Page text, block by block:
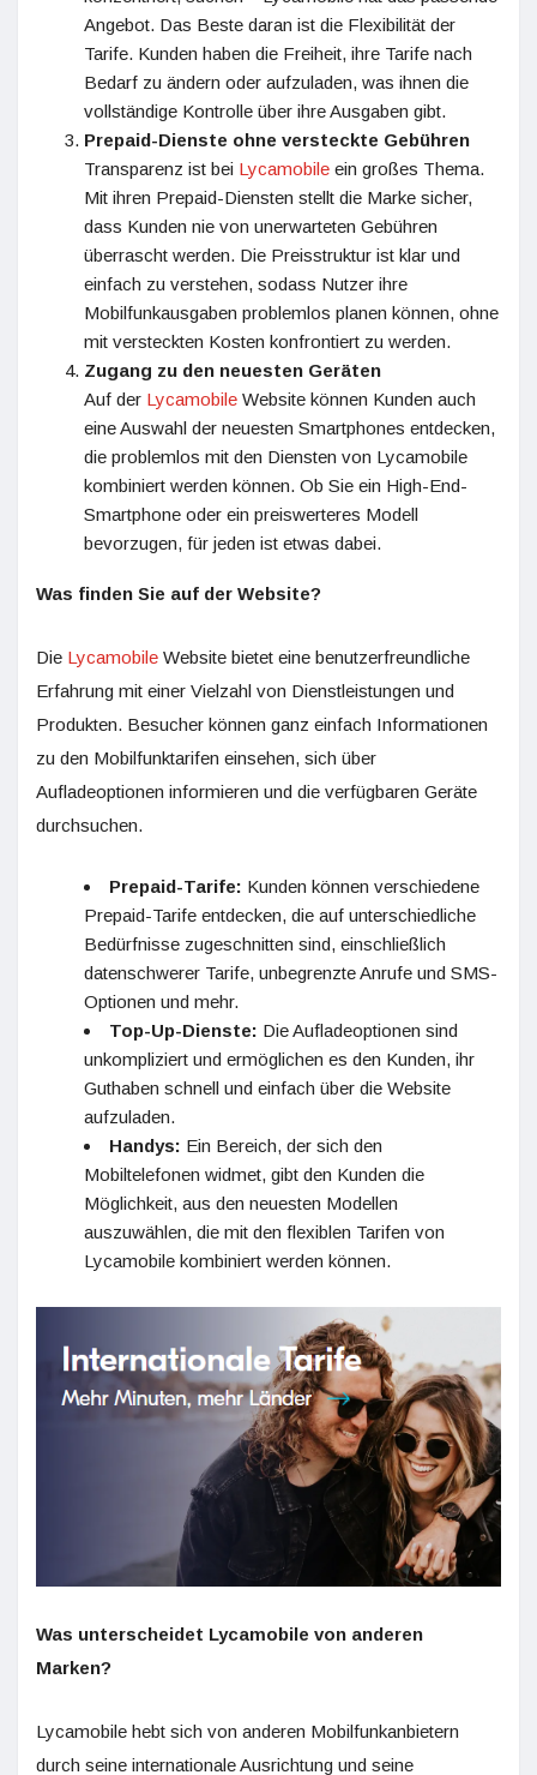
Angebot. Das Beste daran ist die Flexibilität der
Tarife. Kunden haben die Freiheit, ihre Tarife nach
Bedarf zu ändern oder aufzuladen, was ihnen die
vollständige Kontrolle über ihre Ausgaben gibt.
Prepaid-Dienste ohne versteckte Gebühren
Transparenz ist bei Lycamobile ein großes Thema.
Mit ihren Prepaid-Diensten stellt die Marke sicher,
dass Kunden nie von unerwarteten Gebühren
überrascht werden. Die Preisstruktur ist klar und
einfach zu verstehen, sodass Nutzer ihre
Mobilfunkausgaben problemlos planen können, ohne
mit versteckten Kosten konfrontiert zu werden.
Zugang zu den neuesten Geräten
Auf der Lycamobile Website können Kunden auch
eine Auswahl der neuesten Smartphones entdecken,
die problemlos mit den Diensten von Lycamobile
kombiniert werden können. Ob Sie ein High-End-
Smartphone oder ein preiswerteres Modell
bevorzugen, für jeden ist etwas dabei.
Was finden Sie auf der Website?
Die Lycamobile Website bietet eine benutzerfreundliche
Erfahrung mit einer Vielzahl von Dienstleistungen und
Produkten. Besucher können ganz einfach Informationen
zu den Mobilfunktarifen einsehen, sich über
Aufladeoptionen informieren und die verfügbaren Geräte
durchsuchen.
Prepaid-Tarife: Kunden können verschiedene
Prepaid-Tarife entdecken, die auf unterschiedliche
Bedürfnisse zugeschnitten sind, einschließlich
datenschwerer Tarife, unbegrenzte Anrufe und SMS-
Optionen und mehr.
Top-Up-Dienste: Die Aufladeoptionen sind
unkompliziert und ermöglichen es den Kunden, ihr
Guthaben schnell und einfach über die Website
aufzuladen.
Handys: Ein Bereich, der sich den
Mobiltelefonen widmet, gibt den Kunden die
Möglichkeit, aus den neuesten Modellen
auszuwählen, die mit den flexiblen Tarifen von
Lycamobile kombiniert werden können.
Was unterscheidet Lycamobile von anderen
Marken?
Lycamobile hebt sich von anderen Mobilfunkanbietern
durch seine internationale Ausrichtung und seine